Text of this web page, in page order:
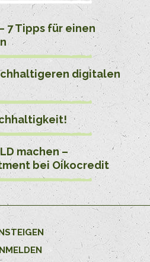
7 Tipps für einen
digitalen
machen –
bei Oikocredit